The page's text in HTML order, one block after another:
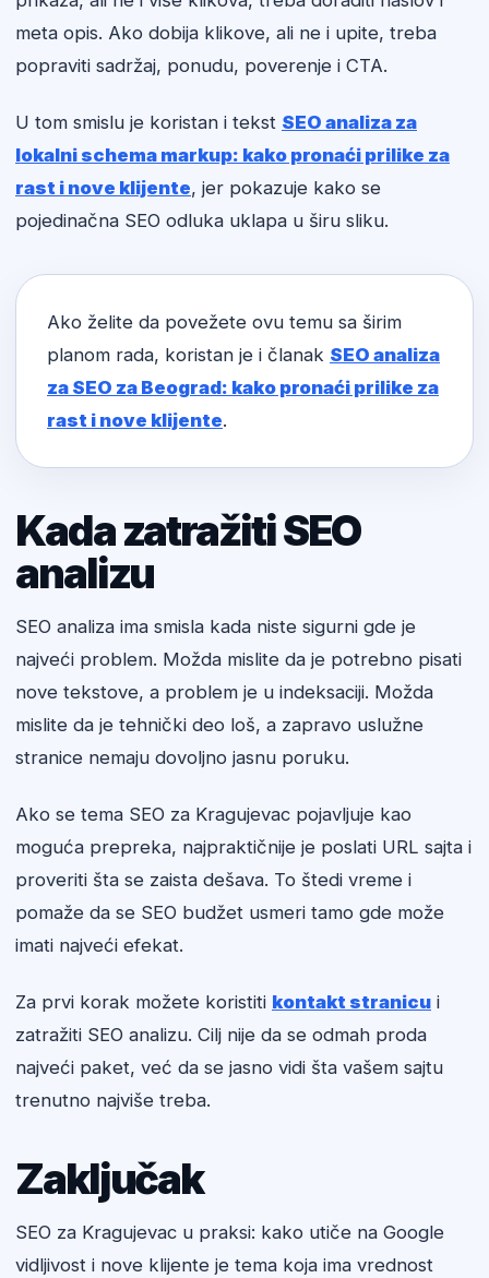
meta opis. Ako dobija klikove, ali ne i upite, treba
popraviti sadržaj, ponudu, poverenje i CTA.
U tom smislu je koristan i tekst SEO analiza za
lokalni schema markup: kako pronaći prilike za
rast i nove klijente, jer pokazuje kako se
pojedinačna SEO odluka uklapa u širu sliku.
Ako želite da povežete ovu temu sa širim
planom rada, koristan je i članak SEO analiza
za SEO za Beograd: kako pronaći prilike za
rast i nove klijente.
Kada zatražiti SEO
analizu
SEO analiza ima smisla kada niste sigurni gde je
najveći problem. Možda mislite da je potrebno pisati
nove tekstove, a problem je u indeksaciji. Možda
mislite da je tehnički deo loš, a zapravo uslužne
stranice nemaju dovoljno jasnu poruku.
Ako se tema SEO za Kragujevac pojavljuje kao
moguća prepreka, najpraktičnije je poslati URL sajta i
proveriti šta se zaista dešava. To štedi vreme i
pomaže da se SEO budžet usmeri tamo gde može
imati najveći efekat.
Za prvi korak možete koristiti kontakt stranicu i
zatražiti SEO analizu. Cilj nije da se odmah proda
najveći paket, već da se jasno vidi šta vašem sajtu
trenutno najviše treba.
Zaključak
SEO za Kragujevac u praksi: kako utiče na Google
vidljivost i nove klijente je tema koja ima vrednost